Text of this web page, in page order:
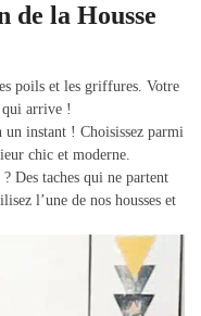
de la Housse
poils et les griffures. Votre
qui arrive !
instant ! Choisissez parmi
chic et moderne.
Des taches qui ne partent
l’une de nos housses et